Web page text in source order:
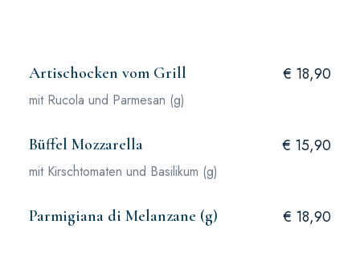
Artischocken vom Grill € 18,90
mit Rucola und Parmesan (g)
Büffel Mozzarella € 15,90
mit Kirschtomaten und Basilikum (g)
Parmigiana di Melanzane (g) € 18,90